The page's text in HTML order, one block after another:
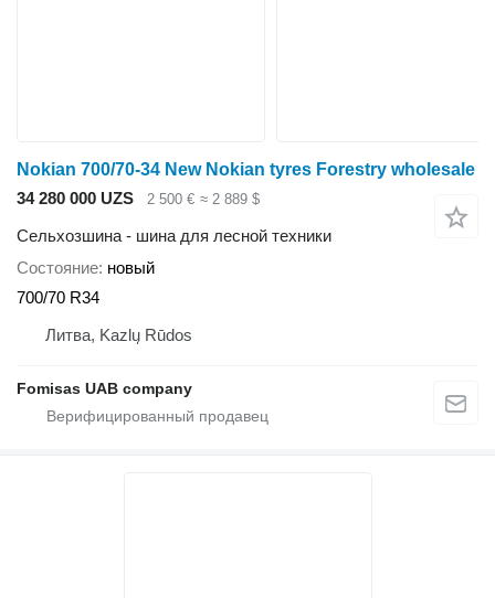
Nokian 700/70-34 New Nokian tyres Forestry wholesale
34 280 000 UZS
2 500 € ≈ 2 889 $
Сельхозшина - шина для лесной техники
Состояние новый
700/70 R34
Литва, Kazlų Rūdos
Fomisas UAB company